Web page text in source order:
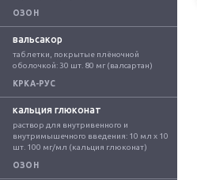
ОЗОН
вальсакор
таблетки, покрытые плёночной
оболочкой: 30 шт. 80 мг (валсартан)
КРКА-РУС
кальция глюконат
раствор для внутривенного и
внутримышечного введения: 10 мл x 10
шт. 100 мг/мл (кальция глюконат)
ОЗОН